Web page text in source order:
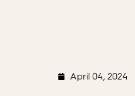
April 04, 2024